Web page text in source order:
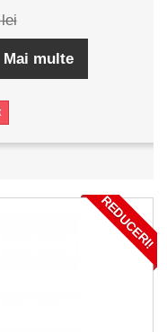
Mai multe
REDUCERI!